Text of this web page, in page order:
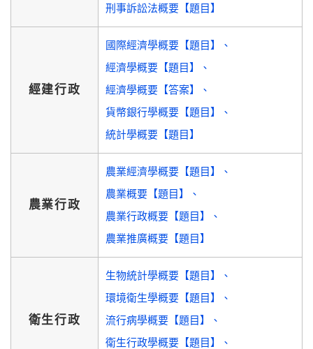
刑事訴訟法概要【題目】
經建行政
國際經濟學概要【題目】
經濟學概要【題目】
經濟學概要【答案】
貨幣銀行學概要【題目】
統計學概要【題目】
農業行政
農業經濟學概要【題目】
農業概要【題目】
農業行政概要【題目】
農業推廣概要【題目】
衛生行政
生物統計學概要【題目】
環境衛生學概要【題目】
流行病學概要【題目】
衛生行政學概要【題目】